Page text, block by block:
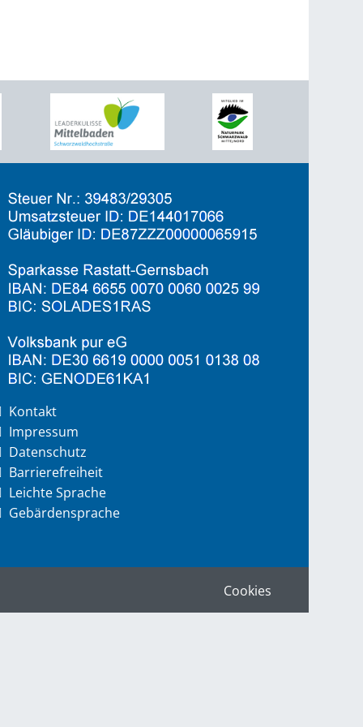
Kontakt
Impressum
Datenschutz
Barrierefreiheit
Leichte Sprache
Gebärdensprache
Cookies